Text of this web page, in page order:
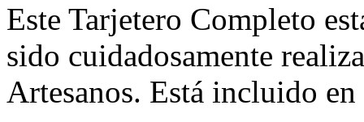
Este Tarjetero Completo
sido cuidadosamente
Artesanos. Está incluido